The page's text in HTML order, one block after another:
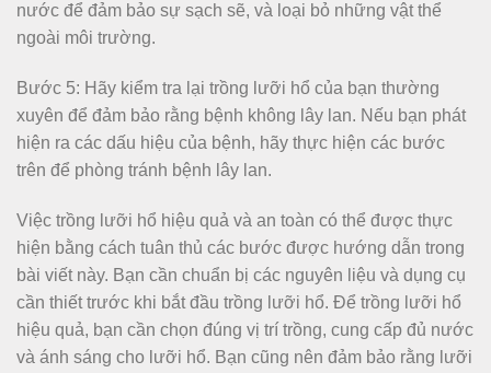
nước để đảm bảo sự sạch sẽ, và loại bỏ những vật thể
ngoài môi trường.
Bước 5: Hãy kiểm tra lại trồng lưỡi hổ của bạn thường
xuyên để đảm bảo rằng bệnh không lây lan. Nếu bạn phát
hiện ra các dấu hiệu của bệnh, hãy thực hiện các bước
trên để phòng tránh bệnh lây lan.
Việc trồng lưỡi hổ hiệu quả và an toàn có thể được thực
hiện bằng cách tuân thủ các bước được hướng dẫn trong
bài viết này. Bạn cần chuẩn bị các nguyên liệu và dụng cụ
cần thiết trước khi bắt đầu trồng lưỡi hổ. Để trồng lưỡi hổ
hiệu quả, bạn cần chọn đúng vị trí trồng, cung cấp đủ nước
và ánh sáng cho lưỡi hổ. Bạn cũng nên đảm bảo rằng lưỡi